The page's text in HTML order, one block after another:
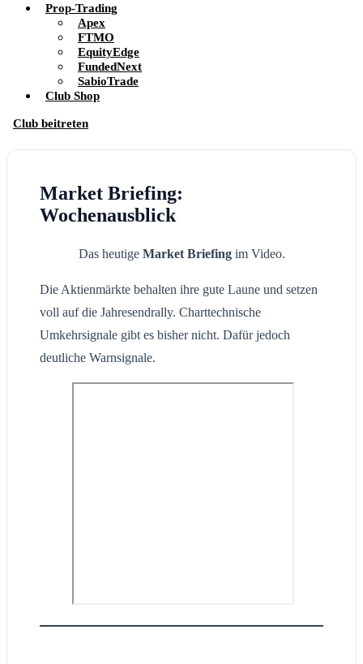
Prop-Trading
Apex
FTMO
EquityEdge
FundedNext
SabioTrade
Club Shop
Club beitreten
Market Briefing:
Wochenausblick
Das heutige Market Briefingim Video.
Die Aktienmärkte behalten ihre gute Laune und setzen
voll auf die Jahresendrally. Charttechnische
Umkehrsignale gibt es bisher nicht. Dafür jedoch
deutliche Warnsignale.